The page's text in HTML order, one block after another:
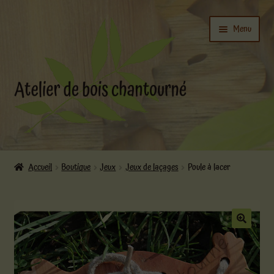
navigation
Menu
Ouvrir
menu
enfant
Actualités
Accueil Boutique Jeux Jeux de laçages Poule à lacer